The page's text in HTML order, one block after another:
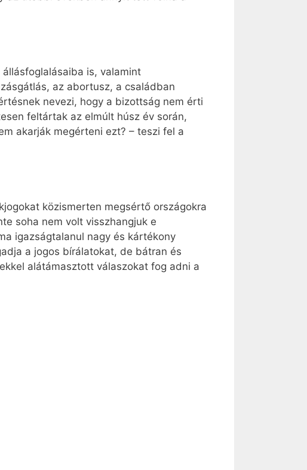
is, valamint
az abortusz, a családban
nevezi, hogy a bizottság nem érti
feltártak az elmúlt húsz év során,
akarják megérteni ezt? – teszi fel a
közismerten megsértő országokra
soha nem volt visszhangjuk e
igazságtalanul nagy és kártékony
a jogos bírálatokat, de bátran és
alátámasztott válaszokat fog adni a